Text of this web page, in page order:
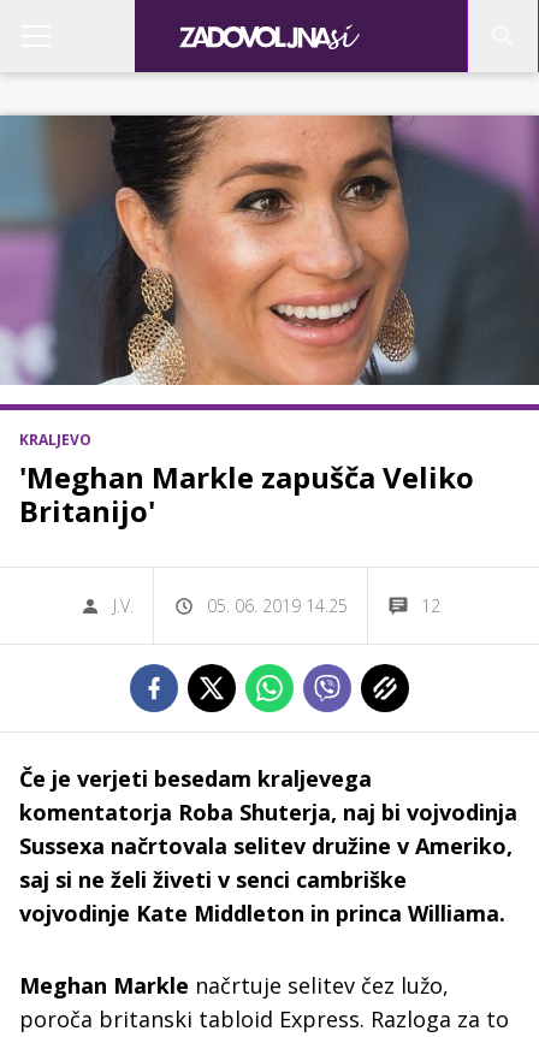
KRALJEVO
'Meghan Markle zapušča Veliko
Britanijo'
J.V. 05. 06. 2019 14.25 12
Če je verjeti besedam kraljevega
komentatorja Roba Shuterja, naj bi vojvodinja
Sussexa načrtovala selitev družine v Ameriko,
saj si ne želi živeti v senci cambriške
vojvodinje Kate Middleton in princa Williama.
Meghan Markle načrtuje selitev čez lužo,
poroča britanski tabloid Express. Razloga za to